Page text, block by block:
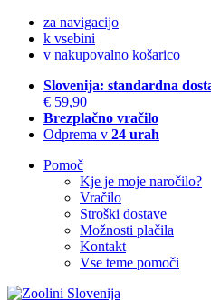
za navigacijo
k vsebini
v nakupovalno košarico
Slovenija: standardna
€ 59,90
Brezplačno vračilo
Odprema v 24 urah
Pomoč
Kje je moje naročilo?
Vračilo
Stroški dostave
Možnosti plačila
Kontakt
Vse teme pomoči